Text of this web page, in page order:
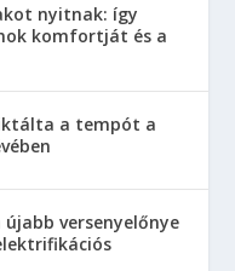
nyitnak: így
komfortját és a
a tempót a
versenyelőnye